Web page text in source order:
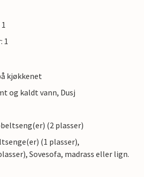
1
kjøkkenet
og kaldt vann, Dusj
(2 plasser)
(1 plasser),
Sovesofa, madrass eller lign.